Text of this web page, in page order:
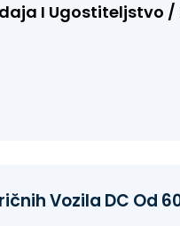
I Ugostiteljstvo /
Vozila DC Od